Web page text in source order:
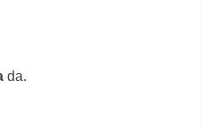
da.